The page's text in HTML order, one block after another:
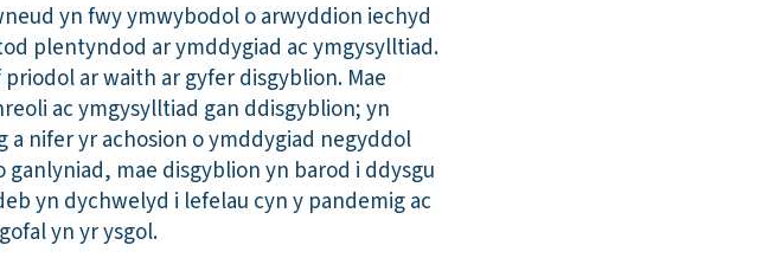
yn fwy ymwybodol o arwyddion iechyd
plentyndod ar ymddygiad ac ymgysylltiad.
ar waith ar gyfer disgyblion. Mae
ac ymgysylltiad gan ddisgyblion; yn
nifer yr achosion o ymddygiad negyddol
mae disgyblion yn barod i ddysgu
yn dychwelyd i lefelau cyn y pandemig ac
yn yr ysgol.